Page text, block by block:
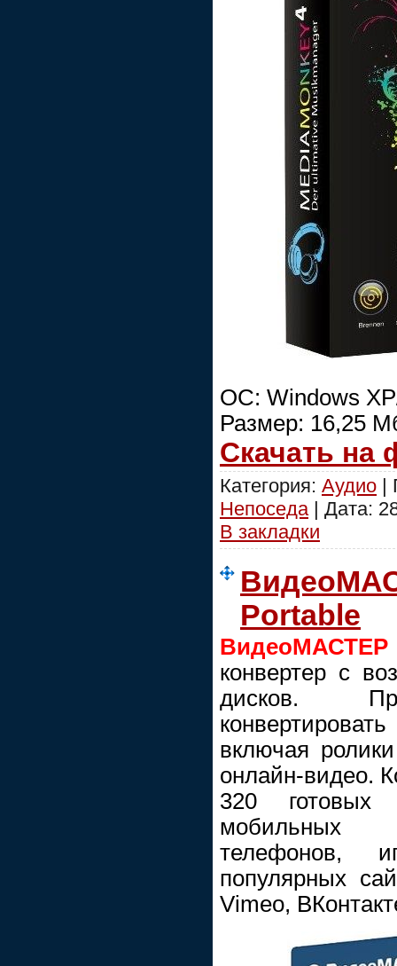
ОС: Windows
Размер: 16,25
Скачать на
Категория: Аудио |
Непоседа | Дата:
В закладки
Portable
ВидеоМАСТЕР
конвертер с
дисков.
включая
онлайн-видео.
320 готовых
мобильных
телефонов,
популярных
Vimeo,